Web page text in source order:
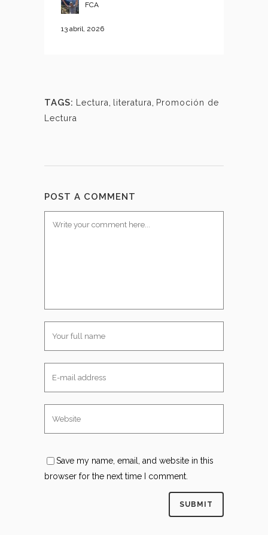
FCA
13 abril, 2026
TAGS: Lectura literatura
Promoción de
Lectura
POST A COMMENT
Save my name, email, and website in this
browser for the next time I comment.